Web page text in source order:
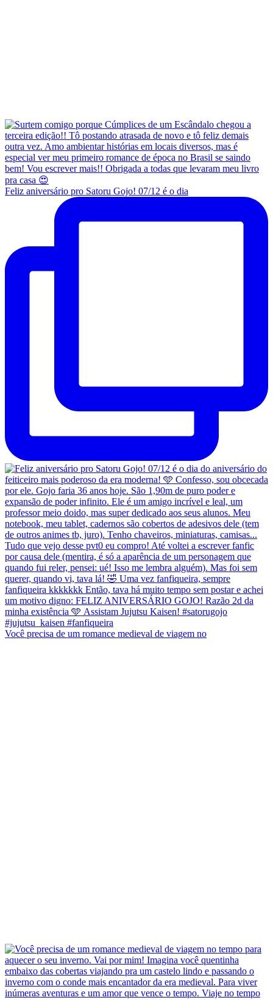
Feliz aniversário pro Satoru Gojo! 07/12 é o dia
Você precisa de um romance medieval de viagem no